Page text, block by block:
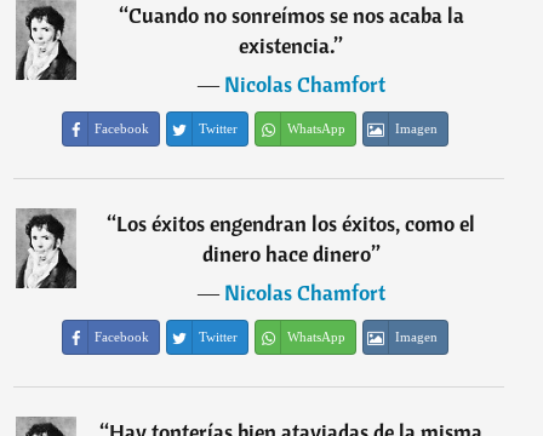
“Cuando no sonreímos se nos acaba la
existencia.”
―Nicolas Chamfort
Facebook Twitter WhatsApp Imagen
“Los éxitos engendran los éxitos, como el
dinero hace dinero”
―Nicolas Chamfort
Facebook Twitter WhatsApp Imagen